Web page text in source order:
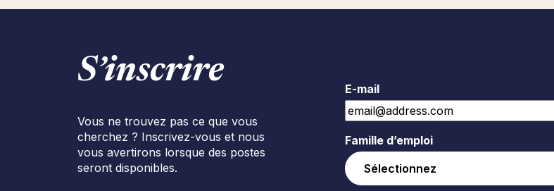
S’inscrire
Vous ne trouvez pas ce que vous
cherchez ? Inscrivez-vous et nous
vous avertirons lorsque des postes
seront disponibles.
E-mail
Famille d’emploi